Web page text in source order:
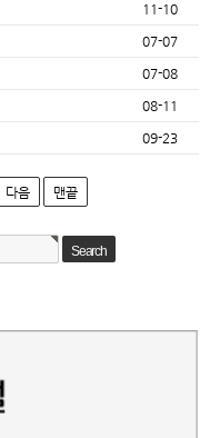
11-10
07-07
07-08
08-11
09-23
다음 맨끝